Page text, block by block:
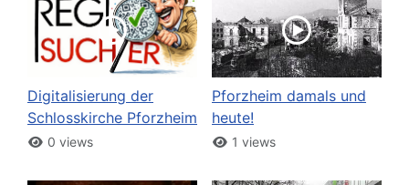
Digitalisierung der
Schlosskirche Pforzheim
0 views
Pforzheim damals und
heute!
1 views